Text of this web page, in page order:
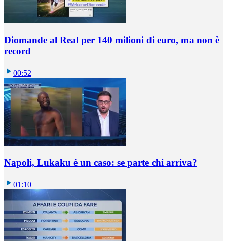
Diomande al Real per 140 milioni di euro, ma non è
record
00:52
Napoli, Lukaku è un caso: se parte chi arriva?
01:10